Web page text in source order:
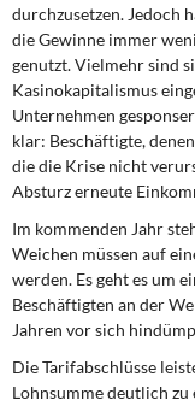
Memo-Gruppe
Institut
Rosa-
Über mich
Kontakt
durchzusetzen. Jedoch
die Gewinne immer
genutzt. Vielmehr sind
Kasinokapitalismus
Unternehmen
klar: Beschäftigte,
die die Krise nicht
Absturz erneute
Im kommenden Jahr
Weichen müssen auf
werden. Es geht es um
Beschäftigten an der
Jahren vor sich
Die Tarifabschlüsse
Lohnsumme deutlich